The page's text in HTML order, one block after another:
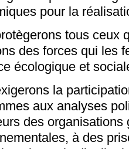
pour la
tous ceux
des forces qui les
écologique et
la
aux analyses
des organisations
à des